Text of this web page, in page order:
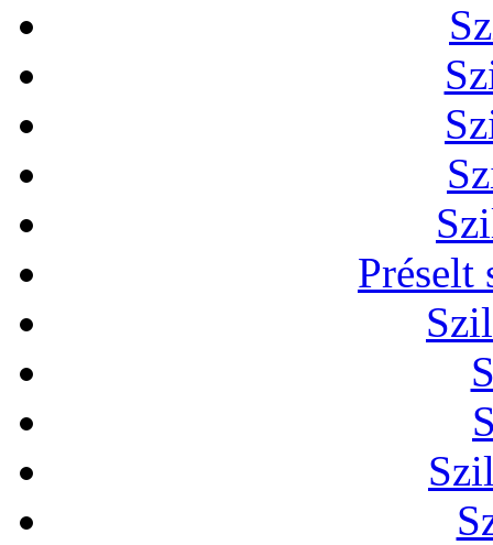
Préselt